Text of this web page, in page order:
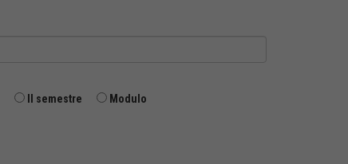
II semestre Modulo